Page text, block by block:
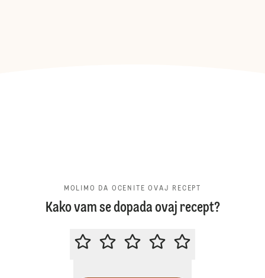
MOLIMO DA OCENITE OVAJ RECEPT
Kako vam se dopada ovaj recept?
MOLIMO DA OCENITE OVAJ